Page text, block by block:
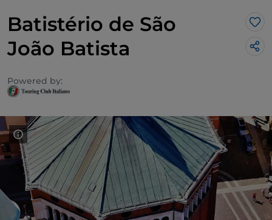
Batistério de São
João Batista
Powered by: